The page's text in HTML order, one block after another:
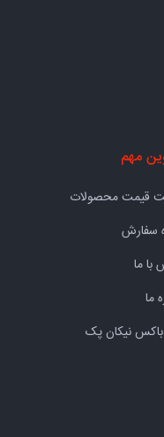
مهم
قیمت محصولات
سفارش
با ما
ما
نیکان پک